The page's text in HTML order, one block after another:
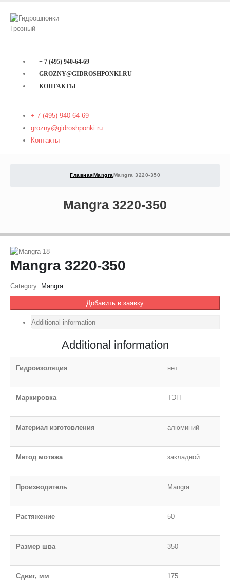
+ 7 (495) 940-64-69
GROZNY@GIDROSHPONKI.RU
КОНТАКТЫ
+ 7 (495) 940-64-69
grozny@gidroshponki.ru
Контакты
ГлавнаяMangraMangra 3220-350
Mangra 3220-350
Mangra 3220-350
Category: Mangra
Добавить в заявку
Additional information
Additional information
Гидроизоляция нет
Маркировка ТЭП
Материал изготовления алюминий
Метод мотажа закладной
Производитель Mangra
Растяжение 50
Размер шва 350
Сдвиг, мм 175